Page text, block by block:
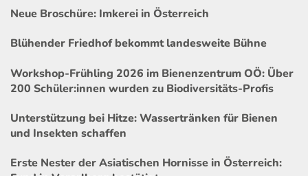
Neue Broschüre: Imkerei in Österreich
Blühender Friedhof bekommt landesweite Bühne
Workshop-Frühling 2026 im Bienenzentrum OÖ: Über
200 Schüler:innen wurden zu Biodiversitäts-Profis
Unterstützung bei Hitze: Wassertränken für Bienen
und Insekten schaffen
Erste Nester der Asiatischen Hornisse in Österreich: